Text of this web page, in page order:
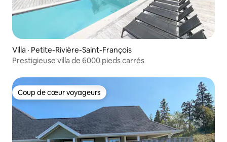
Villa · Petite-Rivière-Saint-François
Prestigieuse villa de 6000 pieds carrés
Coup de cœur voyageurs
Coup de cœur voyageurs